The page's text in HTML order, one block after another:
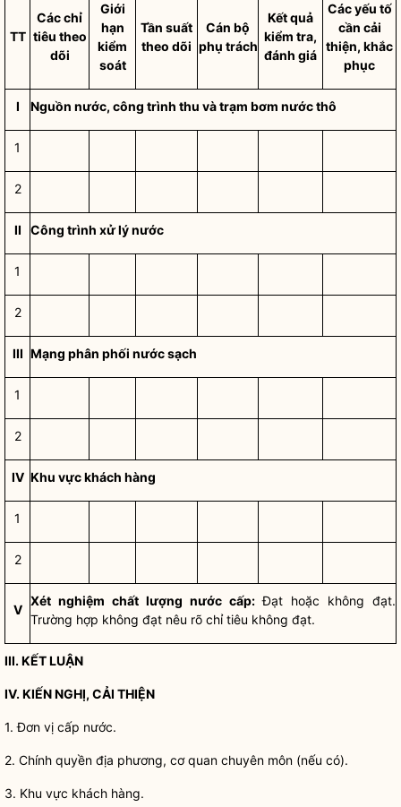
TT
Các chỉ
tiêu theo
dõi
Giới
hạn
kiểm
soát
Tần suất
theo dõi
Cán bộ
phụ trách
Kết quả
kiểm tra,
đánh giá
Các yếu tố
cần cải
thiện, khắc
phục
I Nguồn nước, công trình thu và trạm bơm nước thô
1
2
II Công trình xử lý nước
1
2
III Mạng phân phối nước sạch
1
2
IV Khu vực khách hàng
1
2
V
Xét nghiệm chất lượng nước cấp:Đạt hoặc không đạt.
Trường hợp không đạt nêu rõ chỉ tiêu không đạt.
III. KẾT LUẬN
IV. KIẾN NGHỊ, CẢI THIỆN
1.Đơn vị cấp nước.
2. Chính quyền địa phương, cơ quan chuyên môn (nếu có).
3. Khu vực khách hàng.